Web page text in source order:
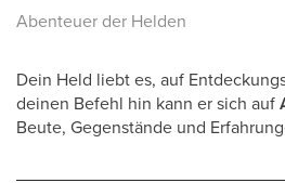
Abenteuer der Helden
Dein Held liebt es, auf
deinen Befehl hin kann er sich auf
Beute, Gegenstände und